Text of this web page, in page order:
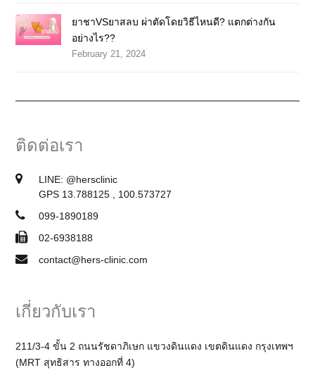
ยาชาVSยาสลบ ผ่าตัดโดยวิธีไหนดี? แตกต่างกัน
อย่างไร??
February 21, 2024
ติดต่อเรา
LINE: @hersclinic
GPS 13.788125 , 100.573727
099-1890189
02-6938188
contact@hers-clinic.com
เกี่ยวกับเรา
211/3-4 ขั้น 2 ถนนรัชดาภิเษก แขวงดินแดง เขตดินแดง กรุงเทพฯ
(MRT สุทธิสาร ทางออกที่ 4)